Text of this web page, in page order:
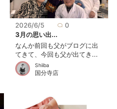
2026/6/5
0
3月の思い出...
なんか前回も父がブログに出
てきて、今回も父が出てき...
Shiiba
国分寺店